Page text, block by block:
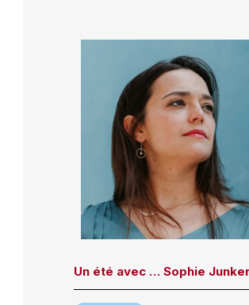
Un été avec … Sophie Junker